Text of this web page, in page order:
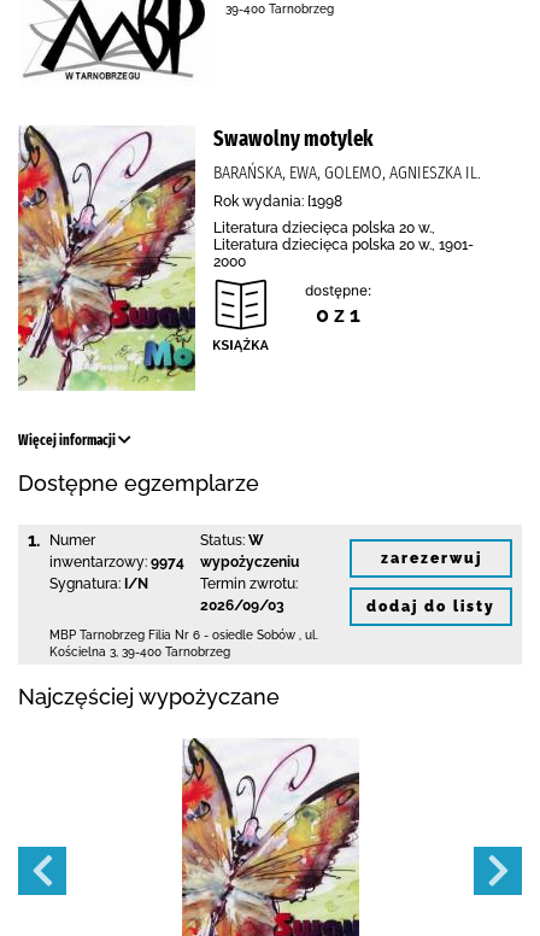
39-400 Tarnobrzeg
Swawolny motylek
BARAŃSKA, EWA, GOLEMO, AGNIESZKA IL.
Rok wydania: [1998
Literatura dziecięca polska 20 w.,
Literatura dziecięca polska 20 w., 1901-
2000
dostępne:
0 z 1
Więcej informacji
Dostępne egzemplarze
1.
Numer
inwentarzowy: 9974
Sygnatura: I/N
Status: W
wypożyczeniu
Termin zwrotu:
2026/09/03
MBP Tarnobrzeg Filia Nr 6 - osiedle Sobów
ul.
Kościelna 3 39-400 Tarnobrzeg
zarezerwuj
dodaj do listy
Najczęściej wypożyczane